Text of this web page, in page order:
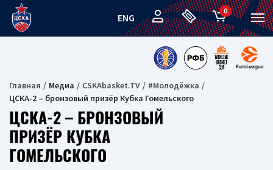
ENG
0
Главная Медиа CSKAbasket.TV
#Молодёжка
ЦСКА-2 – бронзовый призёр Кубка Гомельского
ЦСКА-2 – БРОНЗОВЫЙ
ПРИЗЁР КУБКА
ГОМЕЛЬСКОГО